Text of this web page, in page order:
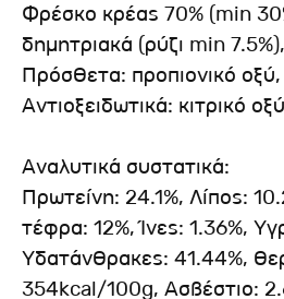
Φρέσκο κρέας 70% (min
δημητριακά (ρύζι min
Πρόσθετα: προπιονικό οξύ,
Αντιοξειδωτικά: κιτρικό
Αναλυτικά συστατικά:
Πρωτείνη: 24.1%, Λίπος:
τέφρα: 12%, Ίνες: 1.36%,
Υδατάνθρακες: 41.44%,
354kcal/100g, Ασβέστιο: